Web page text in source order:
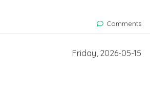
Comments
Friday, 2026-05-15